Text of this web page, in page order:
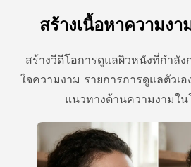
สร้างเนื้อหาความง
สร้างวีดีโอการดูแลผิวหนังที่กําลั
ใจความงาม รายการการดูแลตัวเ
แนวทางด้านความงามใน